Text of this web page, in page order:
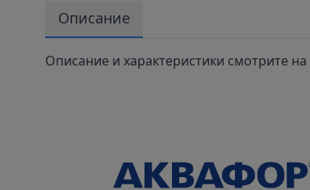
Описание
Описание и характеристики смотрите на